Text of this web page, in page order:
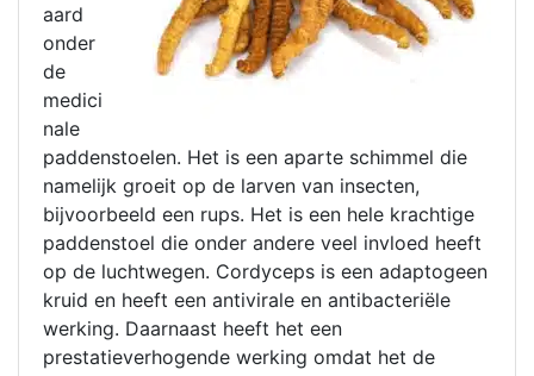
aard
onder
de
medici
nale
paddenstoelen. Het is een aparte schimmel die
namelijk groeit op de larven van insecten,
bijvoorbeeld een rups. Het is een hele krachtige
paddenstoel die onder andere veel invloed heeft
op de luchtwegen. Cordyceps is een adaptogeen
kruid en heeft een antivirale en antibacteriële
werking. Daarnaast heeft het een
prestatieverhogende werking omdat het de